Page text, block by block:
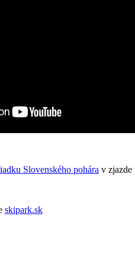
Slovenského pohára v zjazde
skipark.sk